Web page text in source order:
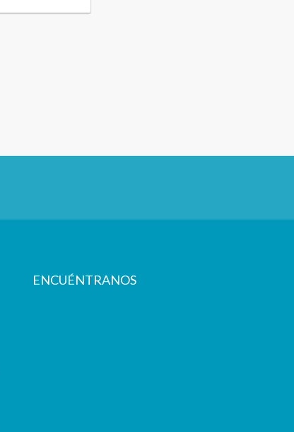
ENCUÉNTRANOS